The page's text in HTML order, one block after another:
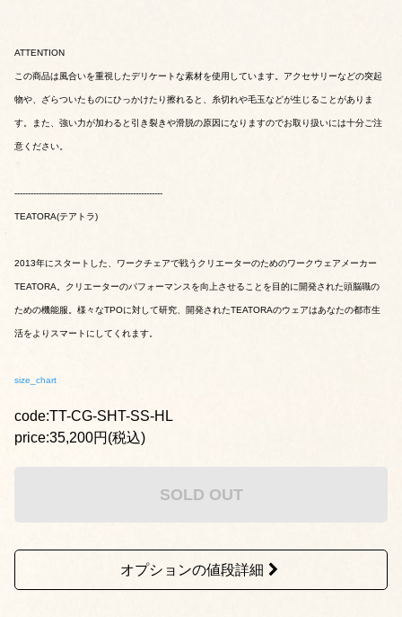
ATTENTION
この商品は風合いを重視したデリケートな素材を使用しています。アクセサリーなどの突起
物や、ざらついたものにひっかけたり擦れると、糸切れや毛玉などが生じることがありま
す。また、強い力が加わると引き裂きや滑脱の原因になりますのでお取り扱いには十分ご注
意ください。
-------------------------------------------------------
TEATORA(テアトラ)
2013年にスタートした、ワークチェアで戦うクリエーターのためのワークウェアメーカー
TEATORA。クリエーターのパフォーマンスを向上させることを目的に開発された頭脳職の
ための機能服。様々なTPOに対して研究、開発されたTEATORAのウェアはあなたの都市生
活をよりスマートにしてくれます。
size_chart
code:TT-CG-SHT-SS-HL
price:35,200円(税込)
SOLD OUT
オプションの値段詳細